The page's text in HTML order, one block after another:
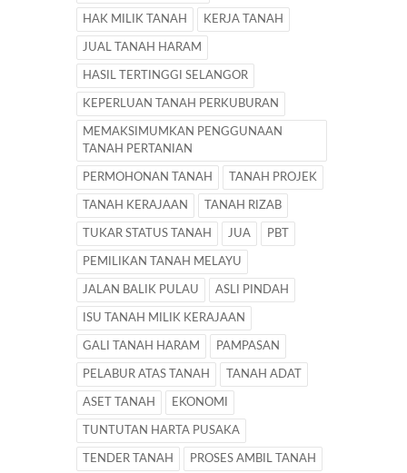
HAK MILIK TANAH KERJA TANAH
JUAL TANAH HARAM
HASIL TERTINGGI SELANGOR
KEPERLUAN TANAH PERKUBURAN
MEMAKSIMUMKAN PENGGUNAAN
TANAH PERTANIAN
PERMOHONAN TANAH TANAH PROJEK
TANAH KERAJAAN TANAH RIZAB
TUKAR STATUS TANAH JUA PBT
PEMILIKAN TANAH MELAYU
JALAN BALIK PULAU ASLI PINDAH
ISU TANAH MILIK KERAJAAN
GALI TANAH HARAM PAMPASAN
PELABUR ATAS TANAH TANAH ADAT
ASET TANAH EKONOMI
TUNTUTAN HARTA PUSAKA
TENDER TANAH PROSES AMBIL TANAH